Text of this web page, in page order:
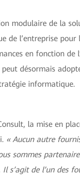
modulaire de la
de l’entreprise pour
en fonction de
peut désormais
informatique.
la mise en
« Aucun autre
sommes
Il s’agit de l’un des